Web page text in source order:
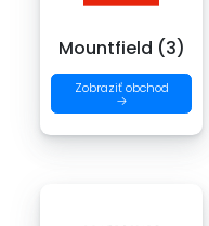
Mountfield (3)
Zobraziť obchod
→